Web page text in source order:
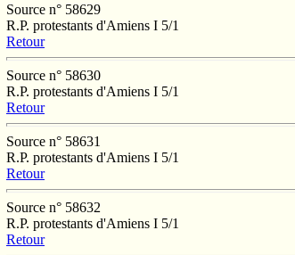
Source n° 58629
R.P. protestants d'Amiens I 5/1
Retour
Source n° 58630
R.P. protestants d'Amiens I 5/1
Retour
Source n° 58631
R.P. protestants d'Amiens I 5/1
Retour
Source n° 58632
R.P. protestants d'Amiens I 5/1
Retour